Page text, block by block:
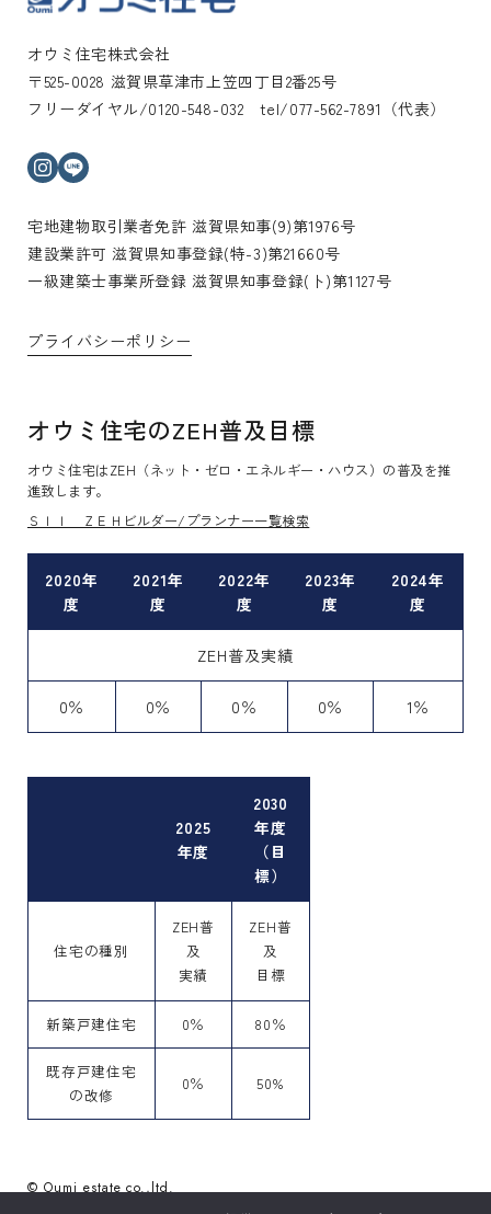
オウミ住宅株式会社
〒525-0028 滋賀県草津市上笠四丁目2番25号
フリーダイヤル/0120-548-032 tel/077-562-7891（代表）
インスタグラム
宅地建物取引業者免許 滋賀県知事(9)第1976号
建設業許可 滋賀県知事登録(特-3)第21660号
一級建築士事業所登録 滋賀県知事登録(ト)第1127号
プライバシーポリシー
オウミ住宅のZEH普及目標
オウミ住宅はZEH（ネット・ゼロ・エネルギー・ハウス）の普及を推
進致します。
ＳＩＩ ＺＥＨビルダー/プランナー一覧検索
2020年
度
2021年
度
2022年
度
2023年
度
2024年
度
ZEH普及実績
0％ 0％ 0％ 0％ 1％
2025
年度
2030
年度
（目
標）
住宅の種別
ZEH普
及
実績
ZEH普
及
目標
新築戸建住宅 0％ 80％
既存戸建住宅
の改修
0％ 50%
© Oumi estate co.,ltd.